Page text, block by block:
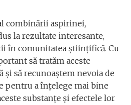
combinării aspirinei,
la rezultate interesante,
în comunitatea științifică. Cu
să tratăm aceste
și să recunoaștem nevoia de
pentru a înțelege mai bine
substanțe și efectele lor